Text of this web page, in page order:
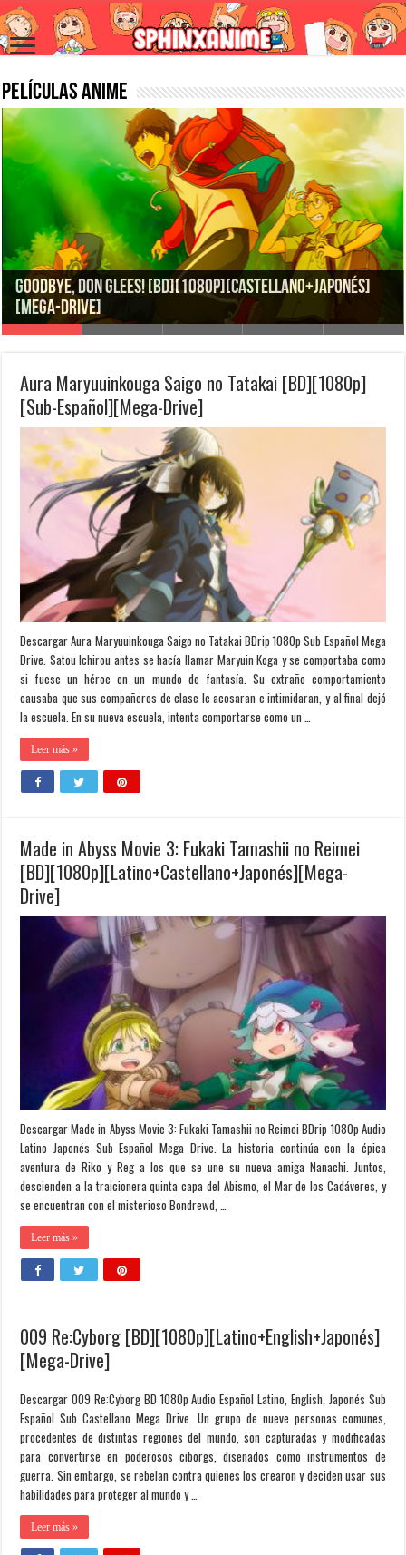
Películas Anime
Goodbye, Don Glees! [BD][1080p][Castellano+Japonés]
[Mega-Drive]
Aura Maryuuinkouga Saigo no Tatakai [BD][1080p]
[Sub-Español][Mega-Drive]
Descargar Aura Maryuuinkouga Saigo no Tatakai BDrip 1080p Sub Español Mega
Drive. Satou Ichirou antes se hacía llamar Maryuin Koga y se comportaba como
si fuese un héroe en un mundo de fantasía. Su extraño comportamiento
causaba que sus compañeros de clase le acosaran e intimidaran, y al final dejó
la escuela. En su nueva escuela, intenta comportarse como un …
Leer más »
Made in Abyss Movie 3: Fukaki Tamashii no Reimei
[BD][1080p][Latino+Castellano+Japonés][Mega-
Drive]
Descargar Made in Abyss Movie 3: Fukaki Tamashii no Reimei BDrip 1080p Audio
Latino Japonés Sub Español Mega Drive. La historia continúa con la épica
aventura de Riko y Reg a los que se une su nueva amiga Nanachi. Juntos,
descienden a la traicionera quinta capa del Abismo, el Mar de los Cadáveres, y
se encuentran con el misterioso Bondrewd, …
Leer más »
009 Re:Cyborg [BD][1080p][Latino+English+Japonés]
[Mega-Drive]
Descargar 009 Re:Cyborg BD 1080p Audio Español Latino, English, Japonés Sub
Español Sub Castellano Mega Drive. Un grupo de nueve personas comunes,
procedentes de distintas regiones del mundo, son capturadas y modificadas
para convertirse en poderosos ciborgs, diseñados como instrumentos de
guerra. Sin embargo, se rebelan contra quienes los crearon y deciden usar sus
habilidades para proteger al mundo y …
Leer más »